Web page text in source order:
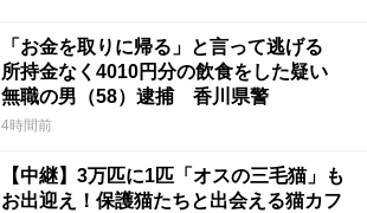
「お金を取りに帰る」と言って逃げる
所持金なく4010円分の飲食をした疑い
無職の男（58）逮捕 香川県警
4時間前
【中継】3万匹に1匹「オスの三毛猫」も
お出迎え！保護猫たちと出会える猫カフ